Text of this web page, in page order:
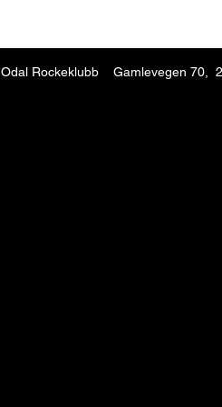
Odal Rockeklubb Gamlevegen